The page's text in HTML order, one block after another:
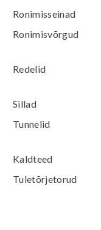
Ronimisseinad
Ronimisvõrgud
Redelid
Sillad
Tunnelid
Kaldteed
Tuletõrjetorud